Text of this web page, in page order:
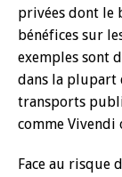
privées dont le
bénéfices sur
exemples sont
dans la plupart
transports
comme Vivendi
Face au risque